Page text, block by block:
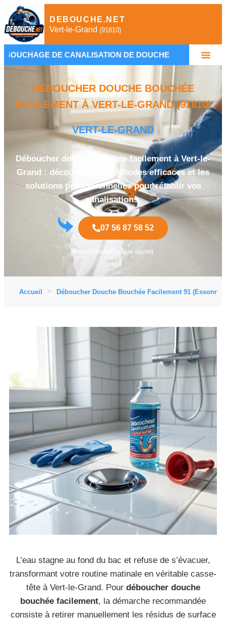
DEBOUCHE.NET
Vert-le-Grand (91810)
CANALISATION DE DOUCHE • PLOMBIER À
DÉBOUCHER DOUCHE BOUCHÉE
FACILEMENT À VERT-LE-GRAND (91810)
VERT-LE-GRAND
Déboucher douche bouchée facilement à Vert-le-
Grand : découvrez les méthodes efficaces et les
solutions professionnelles pour rétablir vos
canalisations.
07 56 87 58 52
Accueil téléphonique ouvert
Accueil Déboucher Douche Bouchée Facilement 91 (Essonne)
L’eau stagne au fond du bac et refuse de s’évacuer,
transformant votre routine matinale en véritable casse-
tête à Vert-le-Grand. Pour déboucher douche
bouchée facilement, la démarche recommandée
consiste à retirer manuellement les résidus de surface